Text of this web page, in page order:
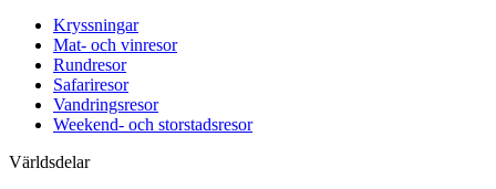
Kryssningar
Mat- och vinresor
Rundresor
Safariresor
Vandringsresor
Weekend- och storstadsresor
Världsdelar